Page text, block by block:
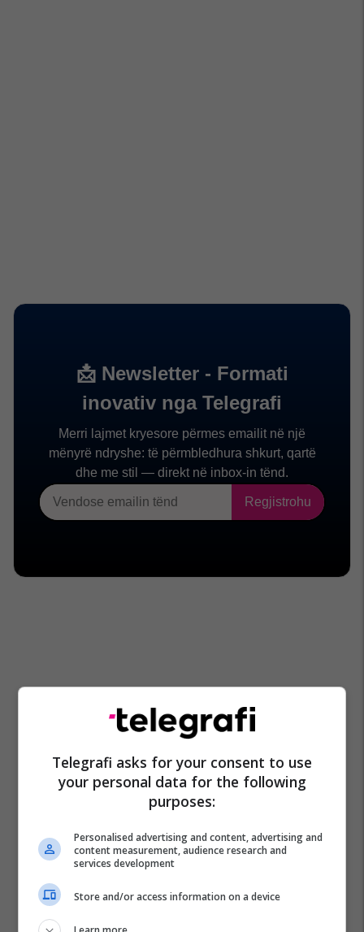
Telegrafi asks for your consent to use
your personal data for the following
purposes:
Personalised advertising and content, advertising and
content measurement, audience research and
services development
Store and/or access information on a device